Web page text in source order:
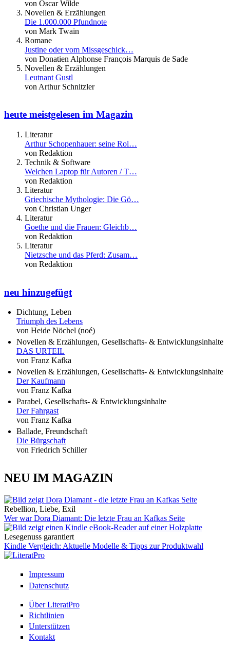
von Oscar Wilde
Novellen & Erzählungen
Die 1.000.000 Pfundnote
von Mark Twain
Romane
Justine oder vom Missgeschick…
von Donatien Alphonse François Marquis de Sade
Novellen & Erzählungen
Leutnant Gustl
von Arthur Schnitzler
heute meistgelesen im Magazin
Literatur
Arthur Schopenhauer: seine Rol…
von Redaktion
Technik & Software
Welchen Laptop für Autoren / T…
von Redaktion
Literatur
Griechische Mythologie: Die Gö…
von Christian Unger
Literatur
Goethe und die Frauen: Gleichb…
von Redaktion
Literatur
Nietzsche und das Pferd: Zusam…
von Redaktion
neu hinzugefügt
Dichtung, Leben
Triumph des Lebens
von Heide Nöchel (noé)
Novellen & Erzählungen, Gesellschafts- & Entwicklungsinhalte
DAS URTEIL
von Franz Kafka
Novellen & Erzählungen, Gesellschafts- & Entwicklungsinhalte
Der Kaufmann
von Franz Kafka
Parabel, Gesellschafts- & Entwicklungsinhalte
Der Fahrgast
von Franz Kafka
Ballade, Freundschaft
Die Bürgschaft
von Friedrich Schiller
NEU IM MAGAZIN
Rebellion, Liebe, Exil
Wer war Dora Diamant: Die letzte Frau an Kafkas Seite
Lesegenuss garantiert
Kindle Vergleich: Aktuelle Modelle & Tipps zur Produktwahl
Impressum
Datenschutz
Über LiteratPro
Richtlinien
Unterstützen
Kontakt